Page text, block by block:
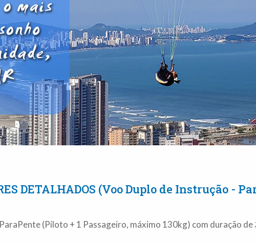
DETALHADOS (Voo Duplo de Instrução -
(Piloto + 1 Passageiro, máximo 130kg) com duração de